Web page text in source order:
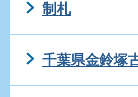
制札
千葉県金鈴塚